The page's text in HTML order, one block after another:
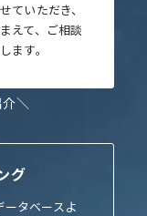
／
ていただき、
えて、ご相談
ます。
グ
ータベースよ